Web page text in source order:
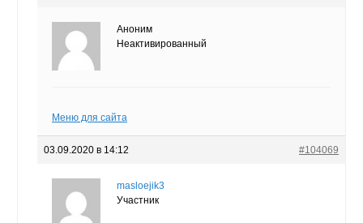
Аноним
Неактивированный
Меню для сайта
03.09.2020 в 14:12 #104069
masloejik3
Участник